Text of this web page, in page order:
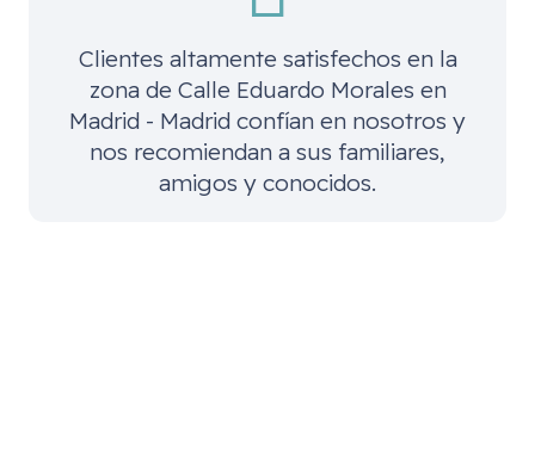
Clientes altamente satisfechos en la
zona de Calle Eduardo Morales en
Madrid - Madrid confían en nosotros y
nos recomiendan a sus familiares,
amigos y conocidos.